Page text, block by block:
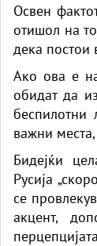
Освен
отишол на
дека постои
Ако ова е
обидат да
беспилотни
важни
Бидејќи
Русија
се
акцент,